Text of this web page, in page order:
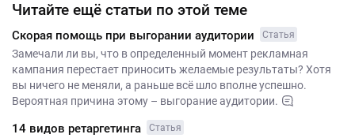
Читайте ещё статьи по этой теме
Скорая помощь при выгорании аудитории Статья
Замечали ли вы, что в определенный момент рекламная
кампания перестает приносить желаемые результаты? Хотя
вы ничего не меняли, а раньше всё шло вполне успешно.
Вероятная причина этому – выгорание аудитории.
14 видов ретаргетинга Статья